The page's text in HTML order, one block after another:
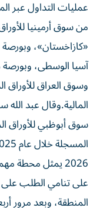
من سوق أرمينيا
«كازاخستان»،
آسيا الوسطى،
وسوق العراق للأوراق
المالية.وقال عبد
سوق أبوظبي للأوراق
2026 يمثل
على تنامي الطلب على
المنطقة، وبعد مرور